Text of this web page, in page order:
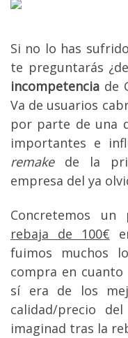
Si no lo has
te preguntarás
incompetencia de
Va de usuarios
por parte de una
importantes e
remakede la
empresa del ya
Concretemos
rebaja de 100€
fuimos muchos
compra en
sí era de los
calidad/precio
imaginad tras la